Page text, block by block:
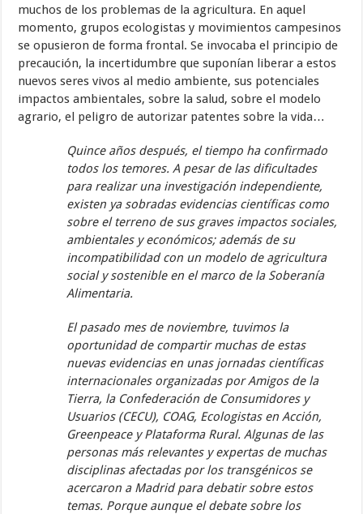
muchos de los problemas de la agricultura. En aquel
momento, grupos ecologistas y movimientos campesinos
se opusieron de forma frontal. Se invocaba el principio de
precaución, la incertidumbre que suponían liberar a estos
nuevos seres vivos al medio ambiente, sus potenciales
impactos ambientales, sobre la salud, sobre el modelo
agrario, el peligro de autorizar patentes sobre la vida…
Quince años después, el tiempo ha confirmado
todos los temores. A pesar de las dificultades
para realizar una investigación independiente,
existen ya sobradas evidencias científicas como
sobre el terreno de sus graves impactos sociales,
ambientales y económicos; además de su
incompatibilidad con un modelo de agricultura
social y sostenible en el marco de la Soberanía
Alimentaria.
El pasado mes de noviembre, tuvimos la
oportunidad de compartir muchas de estas
nuevas evidencias en unas jornadas científicas
internacionales organizadas por Amigos de la
Tierra, la Confederación de Consumidores y
Usuarios (CECU), COAG, Ecologistas en Acción,
Greenpeace y Plataforma Rural. Algunas de las
personas más relevantes y expertas de muchas
disciplinas afectadas por los transgénicos se
acercaron a Madrid para debatir sobre estos
temas. Porque aunque el debate sobre los